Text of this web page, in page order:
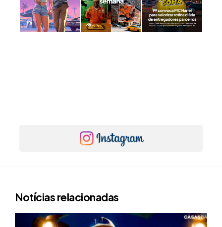
Notícias relacionadas